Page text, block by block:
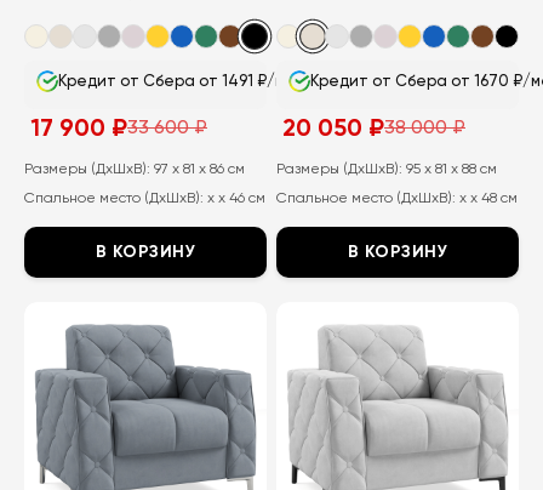
Кредит от Сбера от 1491 ₽/мес
33 600₽
Первоначальная
составляла
600
17 900 ₽
Текущая
17
₽.
Размеры (ДхШхВ): 97 x 81 x 86 см
Спальное место (ДхШхВ): x x 46 см
В КОРЗИНУ
товар
имеет
несколько
вариаций.
Опции
можно
Кредит от Сбера от 1670 ₽/
38 000₽
Первоначальная
составляла
000
20 050 ₽
Текущая
20
₽.
Размеры (ДхШхВ): 95 x 81 x 88 см
Спальное место (ДхШхВ): x x 48 см
В КОРЗИНУ
товар
имеет
несколько
вариаций.
Опции
можно